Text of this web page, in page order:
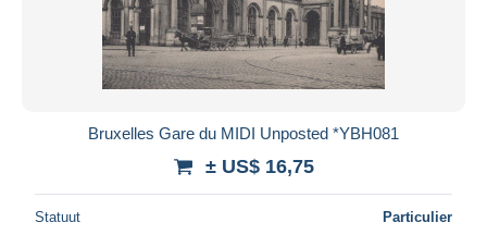
Bruxelles Gare du MIDI Unposted *YBH081
± US$ 16,75
Statuut Particulier